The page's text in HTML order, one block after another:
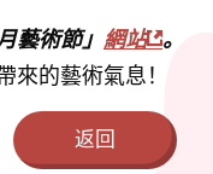
藝術節」 網站 。
的藝術氣息！
返回